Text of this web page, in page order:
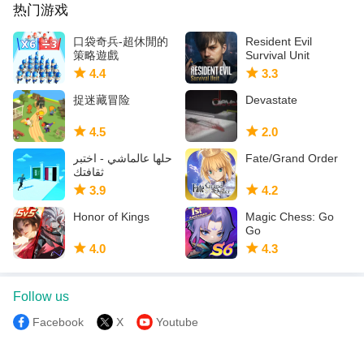
热门游戏
口袋奇兵-超休閒的
策略遊戲
4.4
Resident Evil
Survival Unit
3.3
捉迷藏冒险
4.5
Devastate
2.0
حلها عالماشي - اختبر
ثقافتك
3.9
Fate/Grand Order
4.2
Honor of Kings
4.0
Magic Chess: Go
Go
4.3
Follow us
Facebook X Youtube